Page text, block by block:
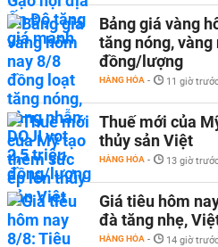
Bảng giá vàng
tăng nóng, vàng
đồng/lượng
HÀNG HÓA - 11 giờ
Thuế mới của
thủy sản Việt
HÀNG HÓA - 13 giờ
Giá tiêu hôm
đà tăng nhẹ,
HÀNG HÓA - 14 giờ